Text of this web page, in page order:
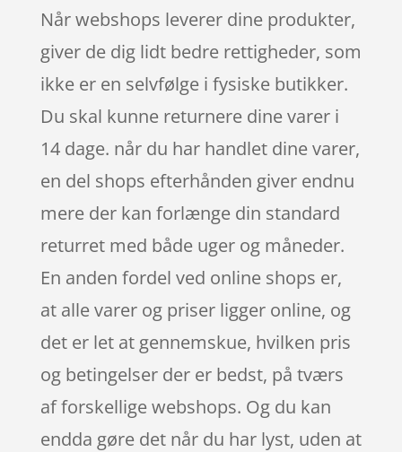
Når webshops leverer dine produkter,
giver de dig lidt bedre rettigheder, som
ikke er en selvfølge i fysiske butikker.
Du skal kunne returnere dine varer i
14 dage. når du har handlet dine varer,
en del shops efterhånden giver endnu
mere der kan forlænge din standard
returret med både uger og måneder.
En anden fordel ved online shops er,
at alle varer og priser ligger online, og
det er let at gennemskue, hvilken pris
og betingelser der er bedst, på tværs
af forskellige webshops. Og du kan
endda gøre det når du har lyst, uden at